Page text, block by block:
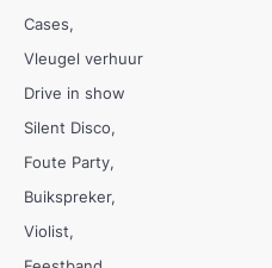
Cases
Vleugel verhuur
Drive in show
Silent Disco
Foute Party
Buikspreker
Violist